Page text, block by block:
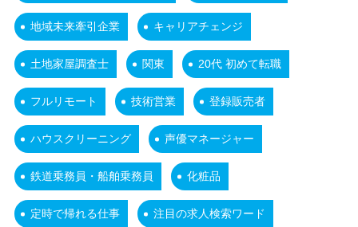
地域未来牽引企業 キャリアチェンジ
土地家屋調査士 関東 20代 初めて転職
フルリモート 技術営業 登録販売者
ハウスクリーニング 声優マネージャー
鉄道乗務員・船舶乗務員 化粧品
定時で帰れる仕事 注目の求人検索ワード